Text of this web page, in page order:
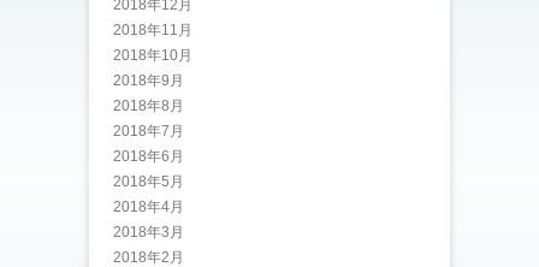
2018年12月
2018年11月
2018年10月
2018年9月
2018年8月
2018年7月
2018年6月
2018年5月
2018年4月
2018年3月
2018年2月